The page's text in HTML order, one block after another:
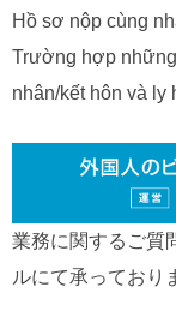
Hồ sơ nộp cùng
Trường hợp
nhân/kết hôn và ly
業務に関するご質
ルにて承っており